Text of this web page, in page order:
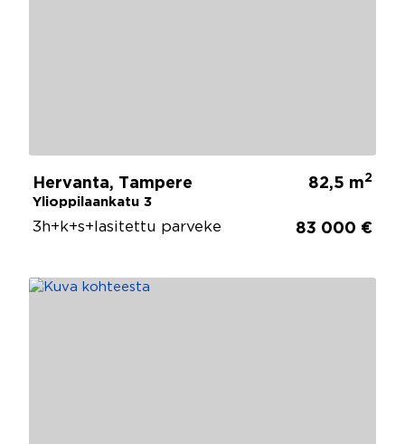
Hervanta, Tampere
Ylioppilaankatu 3
82,5 m2
3h+k+s+lasitettu parveke 83 000 €